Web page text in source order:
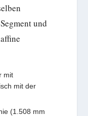
und
mit
mit der
(1.508 mm